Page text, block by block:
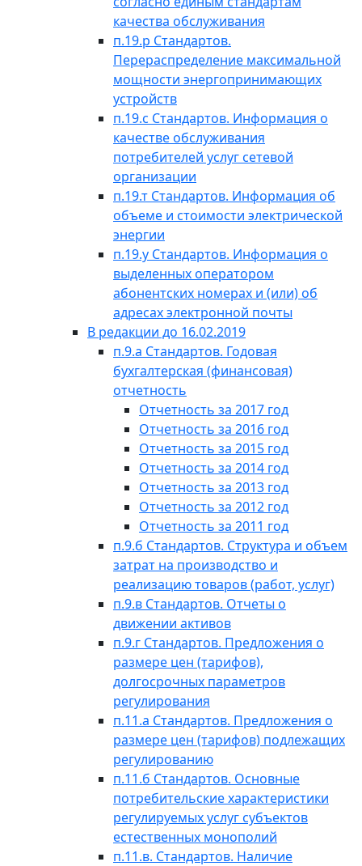
качества обслуживания
п.19.р Стандартов.
Перераспределение максимальной
мощности энергопринимающих
устройств
п.19.с Стандартов. Информация о
качестве обслуживания
потребителей услуг сетевой
организации
п.19.т Стандартов. Информация об
объеме и стоимости электрической
энергии
п.19.у Стандартов. Информация о
выделенных оператором
абонентских номерах и (или) об
адресах электронной почты
В редакции до 16.02.2019
п.9.а Стандартов. Годовая
бухгалтерская (финансовая)
отчетность
Отчетность за 2017 год
Отчетность за 2016 год
Отчетность за 2015 год
Отчетность за 2014 год
Отчетность за 2013 год
Отчетность за 2012 год
Отчетность за 2011 год
п.9.б Стандартов. Структура и объем
затрат на производство и
реализацию товаров (работ, услуг)
п.9.в Стандартов. Отчеты о
движении активов
п.9.г Стандартов. Предложения о
размере цен (тарифов),
долгосрочных параметров
регулирования
п.11.а Стандартов. Предложения о
размере цен (тарифов) подлежащих
регулированию
п.11.б Стандартов. Основные
потребительские характеристики
регулируемых услуг субъектов
естественных монополий
п.11.в. Стандартов. Наличие